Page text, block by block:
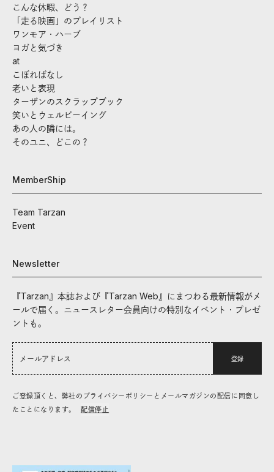
こんな休暇、どう？
「走る映画」のプレイリスト
ワンモア・ハーブ
ヨガと気づき
at
こぼればなし
老いと表現
ターザンのスクラップブック
笑いとウェルビーイング
あの人の隣には。
そのユニ、どこの？
MemberShip
Team Tarzan
Event
Newsletter
『Tarzan』本誌および『Tarzan Web』にまつわる最新情報がメ
ールで届く。ニュースレター会員向けの特別なイベント・プレゼ
ントも。
登録
ご登録頂くと、弊社のプライバシーポリシーとメールマガジンの配信に同意し
たことになります。
配信停止